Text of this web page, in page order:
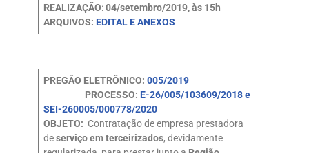
REALIZAÇÃO:04/setembro/2019, às 15h
ARQUIVOS: EDITAL E ANEXOS
PREGÃO ELETRÔNICO: 005/2019
PROCESSO: E-26/005/103609/2018 e
SEI-260005/000778/2020
OBJETO: Contratação de empresa prestadora
deserviço em terceirizados, devidamente